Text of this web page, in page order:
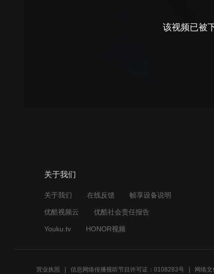
该视频已被
关于我们
关于我们 在线反馈 帧享设备说明
优酷视频云 优酷社会责任报告
Youku.tv HONOR视频
营业执照 信息网络传播视听节目许可证：0108283号 网络